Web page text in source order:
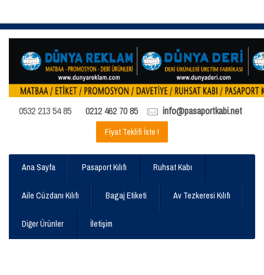
0532 213 54 85 0212 462 70 85 info@pasaportkabi.net
Fiyat Teklifi İste !
Ana Sayfa Pasaport Kılıfı Ruhsat Kabı
Aile Cüzdanı Kılıfı Bagaj Etiketi Av Tezkeresi Kılıfı
Diğer Ürünler İletişim